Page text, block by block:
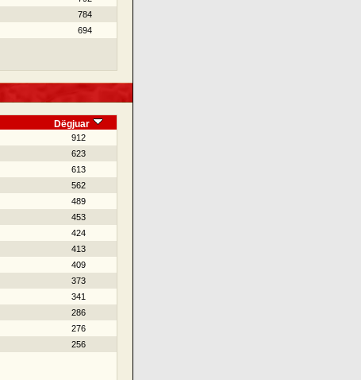
784
694
Dëgjuar
912
623
613
562
489
453
424
413
409
373
341
286
276
256